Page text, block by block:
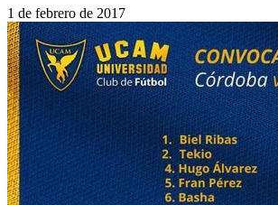
1 de febrero de 2017